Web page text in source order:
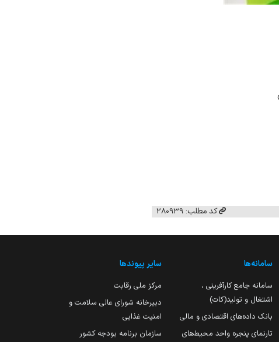
کد مطلب: 280939
سامانه‌ها
سامانه جامع کارآفرینی ،
اشتغال و تولید(کات)
بانک داده‌های اقتصادی و مالی
تارنمای پنجره واحد محیط‌های
سایر پیوندها
مرکز ملی رقابت
دبیرخانه شورای عالی سلامت و
امنیت غذایی
سازمان برنامه بودجه کشور